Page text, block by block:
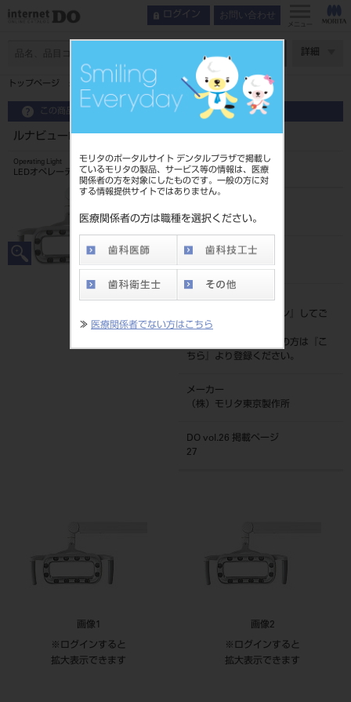
モリタのポータルサイト デンタルプラザで掲載し
ているモリタの製品、サービス等の情報は、医療
関係者の方を対象にしたものです。一般の方に対
する情報提供サイトではありません。
医療関係者の方は職種を選択ください。
≫ 医療関係者でない方はこちら
ログイン お問い合わせ
メニュー
詳細
トップページ ルナビューELⅡ シグノG50・G40・G20・G10
この商品に関するお問い合わせ
ルナビューELⅡ シグノG50・G40・G20・G10
Operating Light
LEDオペレーティングライト
101351550
JAN/EANコード
標準価格
ログイン
』してご
覧ください。
ネット会員登録がまだの方は『
こ
ちら
』より登録ください。
メーカー
（株）モリタ東京製作所
DO vol.26 掲載ページ
27
画像1
※ログインすると
拡大表示できます
画像2
※ログインすると
拡大表示できます